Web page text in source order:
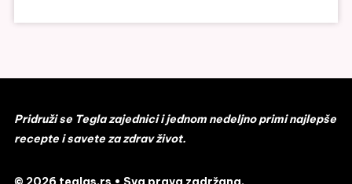
Pridruži se Tegla zajednici i jednom nedeljno primi najlepše
recepte i savete za zdrav život.